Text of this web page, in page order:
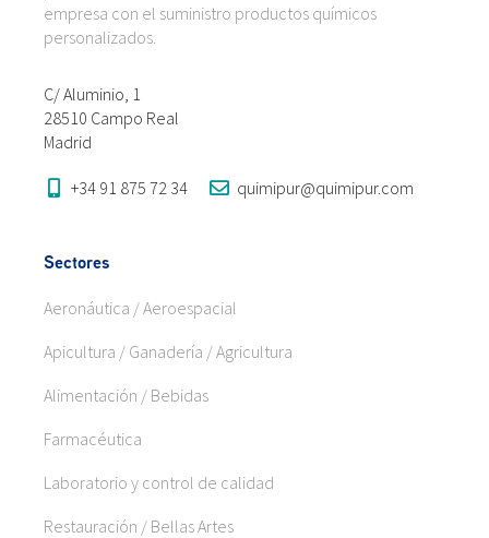
empresa con el suministro productos químicos
personalizados.
C/ Aluminio, 1
28510 Campo Real
Madrid
+34 91 875 72 34 quimipur@quimipur.com
Sectores
Aeronáutica / Aeroespacial
Apicultura / Ganadería / Agricultura
Alimentación / Bebidas
Farmacéutica
Laboratorio y control de calidad
Restauración / Bellas Artes